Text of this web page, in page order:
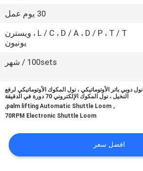
30 يوم عمل
L / C ، D / A ، D / P ، T / T ، ويسترن
يونيون
100sets / شهر
نول دوبي باتر الأوتوماتيكي ، نول المكوك الأوتوماتيكي لرفع
النخيل ، نول المكوك الإلكتروني 70 دورة في الدقيقة
,
palm lifting Automatic Shuttle Loom
,
70RPM Electronic Shuttle Loom
افضل سعر